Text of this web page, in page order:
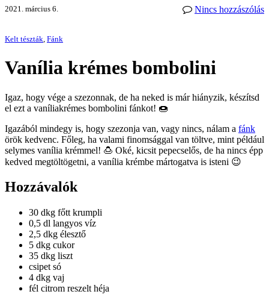
Nincs hozzászólás
2021. március 6.
Kelt tészták Fánk
Vanília krémes bombolini
Igaz, hogy vége a szezonnak, de ha neked is már hiányzik, készítsd
el ezt a vaníliakrémes bombolini fánkot! 🍩
Igazából mindegy is, hogy szezonja van, vagy nincs, nálam a fánk
örök kedvenc. Főleg, ha valami finomsággal van töltve, mint például
selymes vanília krémmel! 🍮 Oké, kicsit pepecselős, de ha nincs épp
kedved megtöltögetni, a vanília krémbe mártogatva is isteni 😉
Hozzávalók
30 dkg főtt krumpli
0,5 dl langyos víz
2,5 dkg élesztő
5 dkg cukor
35 dkg liszt
csipet só
4 dkg vaj
fél citrom reszelt héja